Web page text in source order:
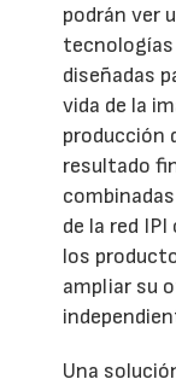
podrán ver
tecnologías
diseñadas
vida de la
producción
resultado
de la red
los
ampliar su
Una